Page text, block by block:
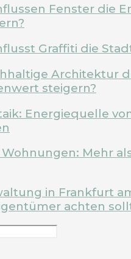
Fenster die
Graffiti die
Architektur
steigern?
Energiequelle
Mehr
in Frankfurt
achten